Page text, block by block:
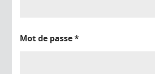
Mot de passe*